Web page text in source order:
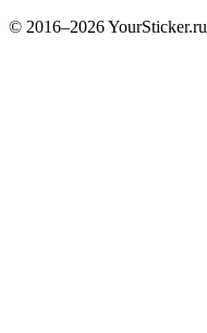
© 2016–2026 YourSticker.ru